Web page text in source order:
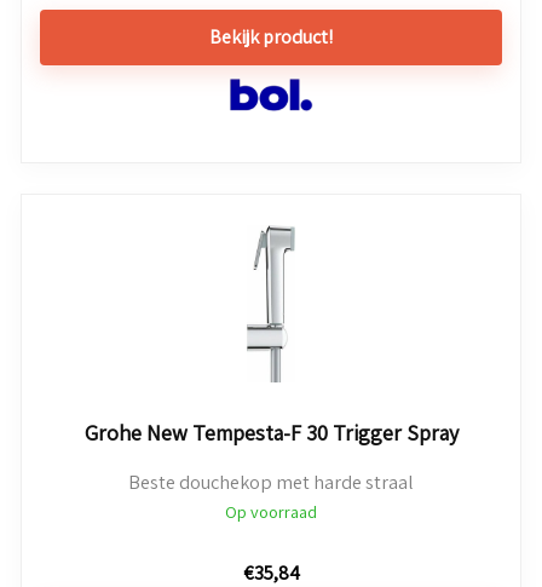
Bekijk product!
Grohe New Tempesta-F 30 Trigger Spray
Beste douchekop met harde straal
Op voorraad
€35,84